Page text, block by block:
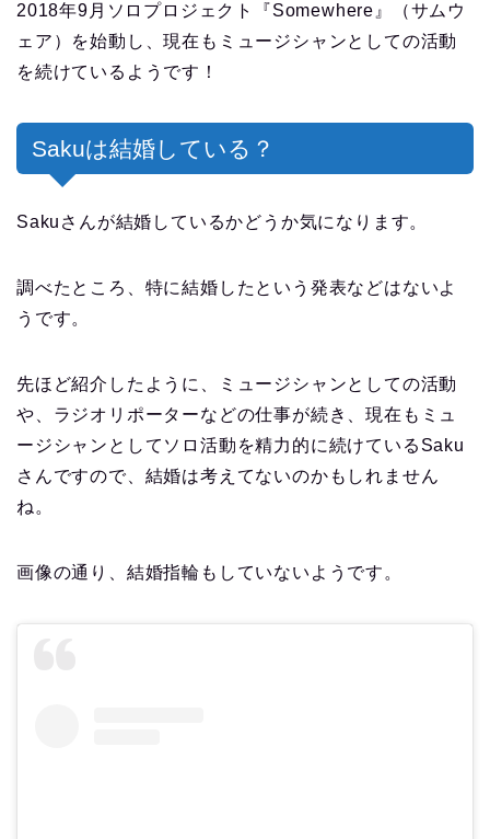
2018年9月ソロプロジェクト『Somewhere』（サムウ
ェア）を始動し、現在もミュージシャンとしての活動
を続けているようです！
Sakuは結婚している？
Sakuさんが結婚しているかどうか気になります。
調べたところ、特に結婚したという発表などはないよ
うです。
先ほど紹介したように、ミュージシャンとしての活動
や、ラジオリポーターなどの仕事が続き、現在もミュ
ージシャンとしてソロ活動を精力的に続けているSaku
さんですので、結婚は考えてないのかもしれません
ね。
画像の通り、結婚指輪もしていないようです。